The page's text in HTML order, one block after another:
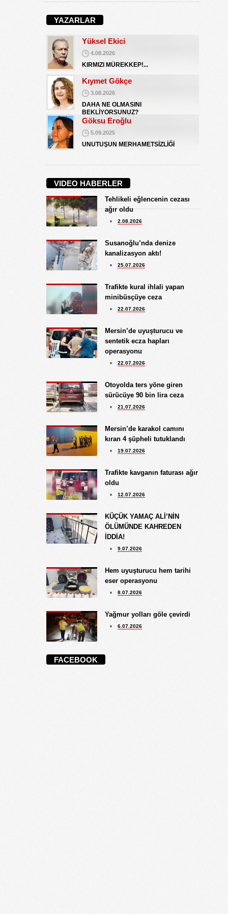
YAZARLAR
BATSIN BU DÜNYA
Yüksel Ekici
4.08.2026
KIRMIZI MÜREKKEP!...
Kıymet Gökçe
3.08.2026
DAHA NE OLMASINI
BEKLİYORSUNUZ?
Göksu Eroğlu
5.09.2025
UNUTUŞUN MERHAMETSİZLİĞİ
İŞGALCİ GÖRÜNÜMLÜ HALK!
Koray Ünlü
10.09.2024
BATSIN BU DÜNYA
Yüksel Ekici
4.08.2026
KIRMIZI MÜREKKEP!...
3.08.2026
DAHA NE OLMASINI
BEKLİYORSUNUZ?
5.09.2025
UNUTUŞUN MERHAMETSİZLİĞİ
Hediye Eroğlu
İŞGALCİ GÖRÜNÜMLÜ HALK!
Koray Ünlü
10.09.2024
VIDEO HABERLER
Tehlikeli eğlencenin cezası
ağır oldu
2.08.2026
Susanoğlu’nda denize
kanalizasyon aktı!
25.07.2026
Trafikte kural ihlali yapan
minibüsçüye ceza
22.07.2026
Mersin’de uyuşturucu ve
sentetik ecza hapları
operasyonu
22.07.2026
Otoyolda ters yöne giren
sürücüye 90 bin lira ceza
21.07.2026
Mersin’de karakol camını
kıran 4 şüpheli tutuklandı
19.07.2026
Trafikte kavganın faturası ağır
oldu
12.07.2026
KÜÇÜK YAMAÇ ALİ’NİN
ÖLÜMÜNDE KAHREDEN
İDDİA!
9.07.2026
Hem uyuşturucu hem tarihi
eser operasyonu
8.07.2026
Yağmur yolları göle çevirdi
6.07.2026
FACEBOOK